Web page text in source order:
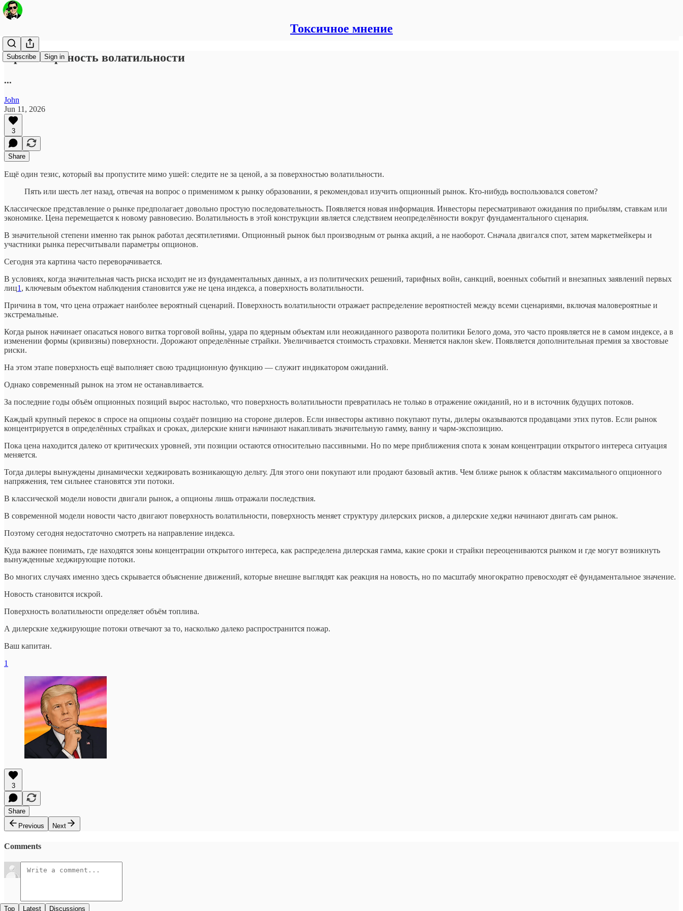
Токсичное мнение
Subscribe Sign in
Про поверхность волатильности
...
John
Jun 11, 2026
3
Share
Ещё один тезис, который вы пропустите мимо ушей: cледите не за ценой, а за поверхностью волатильности.
Пять или шесть лет назад, отвечая на вопрос о применимом к рынку образовании, я рекомендовал изучить опционный рынок. Кто-нибудь воспользовался советом?
Классическое представление о рынке предполагает довольно простую последовательность. Появляется новая информация. Инвесторы пересматривают ожидания по прибылям, ставкам или
экономике. Цена перемещается к новому равновесию. Волатильность в этой конструкции является следствием неопределённости вокруг фундаментального сценария.
В значительной степени именно так рынок работал десятилетиями. Опционный рынок был производным от рынка акций, а не наоборот. Сначала двигался спот, затем маркетмейкеры и
участники рынка пересчитывали параметры опционов.
Сегодня эта картина часто переворачивается.
В условиях, когда значительная часть риска исходит не из фундаментальных данных, а из политических решений, тарифных войн, санкций, военных событий и внезапных заявлений первых
лиц1 , ключевым объектом наблюдения становится уже не цена индекса, а поверхность волатильности.
Причина в том, что цена отражает наиболее вероятный сценарий. Поверхность волатильности отражает распределение вероятностей между всеми сценариями, включая маловероятные и
экстремальные.
Когда рынок начинает опасаться нового витка торговой войны, удара по ядерным объектам или неожиданного разворота политики Белого дома, это часто проявляется не в самом индексе, а в
изменении формы (кривизны) поверхности. Дорожают определённые страйки. Увеличивается стоимость страховки. Меняется наклон skew. Появляется дополнительная премия за хвостовые
риски.
На этом этапе поверхность ещё выполняет свою традиционную функцию — служит индикатором ожиданий.
Однако современный рынок на этом не останавливается.
За последние годы объём опционных позиций вырос настолько, что поверхность волатильности превратилась не только в отражение ожиданий, но и в источник будущих потоков.
Каждый крупный перекос в спросе на опционы создаёт позицию на стороне дилеров. Если инвесторы активно покупают путы, дилеры оказываются продавцами этих путов. Если рынок
концентрируется в определённых страйках и сроках, дилерские книги начинают накапливать значительную гамму, ванну и чарм-экспозицию.
Пока цена находится далеко от критических уровней, эти позиции остаются относительно пассивными. Но по мере приближения спота к зонам концентрации открытого интереса ситуация
меняется.
Тогда дилеры вынуждены динамически хеджировать возникающую дельту. Для этого они покупают или продают базовый актив. Чем ближе рынок к областям максимального опционного
напряжения, тем сильнее становятся эти потоки.
В классической модели новости двигали рынок, а опционы лишь отражали последствия.
В современной модели новости часто двигают поверхность волатильности, поверхность меняет структуру дилерских рисков, а дилерские хеджи начинают двигать сам рынок.
Поэтому сегодня недостаточно смотреть на направление индекса.
Куда важнее понимать, где находятся зоны концентрации открытого интереса, как распределена дилерская гамма, какие сроки и страйки переоцениваются рынком и где могут возникнуть
вынужденные хеджирующие потоки.
Во многих случаях именно здесь скрывается объяснение движений, которые внешне выглядят как реакция на новость, но по масштабу многократно превосходят её фундаментальное значение.
Новость становится искрой.
Поверхность волатильности определяет объём топлива.
А дилерские хеджирующие потоки отвечают за то, насколько далеко распространится пожар.
Ваш капитан.
1
3
Share
Previous
Next
Comments
Top Latest Discussions